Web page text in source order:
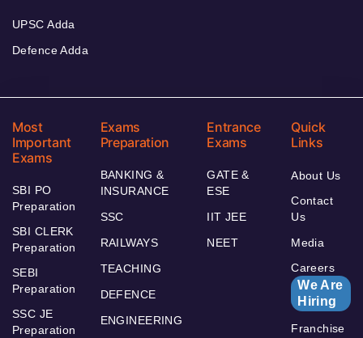
UPSC Adda
Defence Adda
Most
Important
Exams
SBI PO
Preparation
SBI CLERK
Preparation
SEBI
Preparation
SSC JE
Preparation
Exams
Preparation
BANKING &
INSURANCE
SSC
RAILWAYS
TEACHING
DEFENCE
ENGINEERING
Entrance
Exams
GATE &
ESE
IIT JEE
NEET
Quick
Links
About Us
Contact
Us
Media
Careers
We Are
Hiring
Franchise